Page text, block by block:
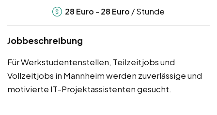
28 Euro - 28 Euro / Stunde
Jobbeschreibung
Für Werkstudentenstellen, Teilzeitjobs und
Vollzeitjobs in Mannheim werden zuverlässige und
motivierte IT-Projektassistenten gesucht.